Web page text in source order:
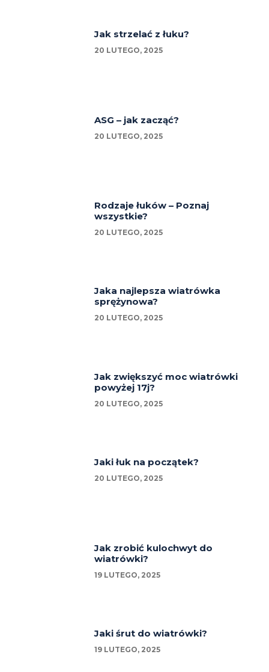
Jak strzelać z łuku?
20 LUTEGO, 2025
ASG – jak zacząć?
20 LUTEGO, 2025
Rodzaje łuków – Poznaj
wszystkie?
20 LUTEGO, 2025
Jaka najlepsza wiatrówka
sprężynowa?
20 LUTEGO, 2025
Jak zwiększyć moc wiatrówki
powyżej 17j?
20 LUTEGO, 2025
Jaki łuk na początek?
20 LUTEGO, 2025
Jak zrobić kulochwyt do
wiatrówki?
19 LUTEGO, 2025
Jaki śrut do wiatrówki?
19 LUTEGO, 2025